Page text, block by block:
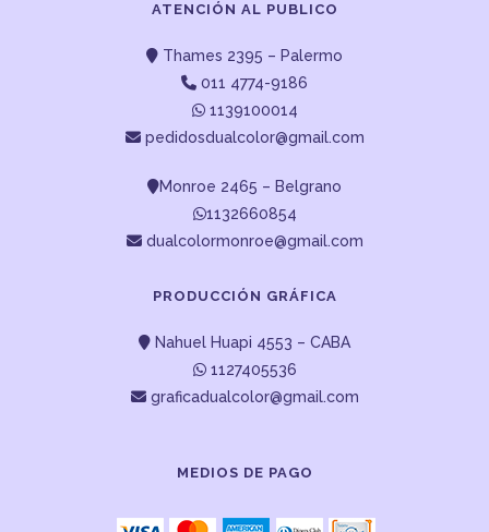
ATENCIÓN AL PUBLICO
Thames 2395 – Palermo
011 4774-9186
1139100014
pedidosdualcolor@gmail.com
Monroe 2465 – Belgrano
1132660854
dualcolormonroe@gmail.com
PRODUCCIÓN GRÁFICA
Nahuel Huapi 4553 – CABA
1127405536
graficadualcolor@gmail.com
MEDIOS DE PAGO